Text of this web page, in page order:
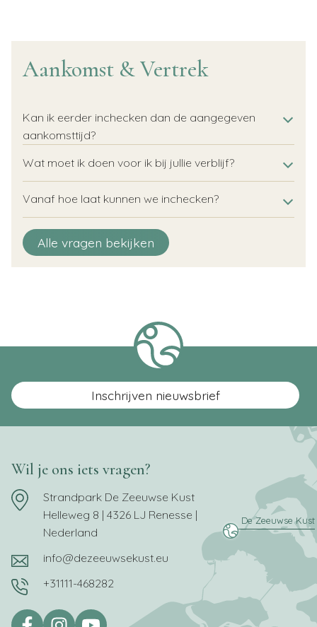
Aankomst & Vertrek
Kan ik eerder inchecken dan de aangegeven
aankomsttijd?
Wat moet ik doen voor ik bij jullie verblijf?
Vanaf hoe laat kunnen we inchecken?
Tot hoe laat kunnen we uitchecken?
Tot hoe laat kan ik arriveren?
Is het ook mogelijk om later uit te checken?
Is een flexibele aankomst- of vertrek dag mogelijk?
Hoe open ik mijn accommodatie?
Alle vragen bekijken
Inschrijven nieuwsbrief
Wil je ons iets vragen?
Strandpark De Zeeuwse Kust
Helleweg 8 | 4326 LJ Renesse |
Nederland
info@dezeeuwsekust.eu
+31111-468282